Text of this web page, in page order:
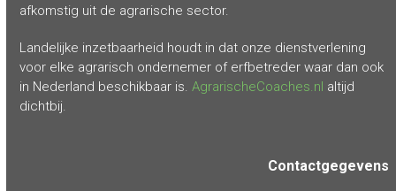
afkomstig uit de agrarische sector.
Landelijke inzetbaarheid houdt in dat onze dienstverlening
voor elke agrarisch ondernemer of erfbetreder waar dan ook
in Nederland beschikbaar is.AgrarischeCoaches.nl altijd
dichtbij.
Contactgegevens